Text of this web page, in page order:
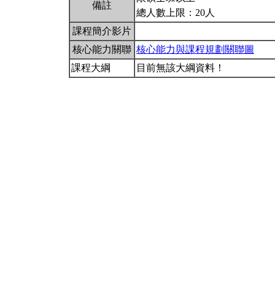
備註
總人數上限：20人
課程簡介影片
核心能力關聯 核心能力與課程規劃關聯圖
課程大綱
目前無該大綱資料！